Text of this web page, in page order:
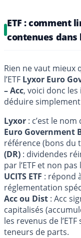
ETF : comment
contenues dans
Rien ne vaut mieux
l’ETF Lyxor Euro
– Acc, voici donc
déduire
Lyxor : c’est le nom
Euro Government
référence (bons du
(DR) : dividendes
par l’ETF et non pas
UCITS ETF : répond
réglementation
Acc ou Dist : Acc
capitalisés
les revenus de
teneurs de parts.